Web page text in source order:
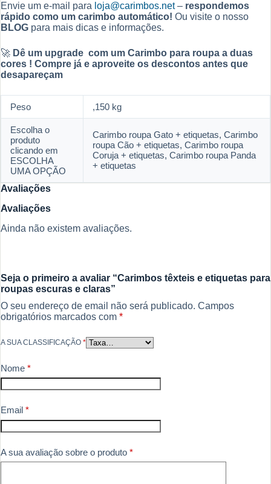
Envie um e-mail para loja@carimbos.net– respondemos
rápido como um carimbo automático! Ou visite o nosso
BLOG para mais dicas e informações.
🚀 Dê um upgrade com um Carimbo para roupa a duas
cores ! Compre já e aproveite os descontos antes que
desapareçam
Peso ,150 kg
Escolha o
produto
clicando em
ESCOLHA
UMA OPÇÃO
Carimbo roupa Gato + etiquetas, Carimbo
roupa Cão + etiquetas, Carimbo roupa
Coruja + etiquetas, Carimbo roupa Panda
+ etiquetas
Avaliações
Avaliações
Ainda não existem avaliações.
Seja o primeiro a avaliar “Carimbos têxteis e etiquetas para
roupas escuras e claras”
O seu endereço de email não será publicado. Campos
obrigatórios marcados com *
A SUA CLASSIFICAÇÃO *
Nome *
Email *
A sua avaliação sobre o produto *